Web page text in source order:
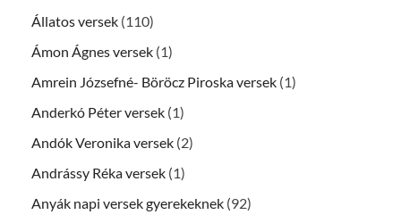
Állatos versek (110)
Ámon Ágnes versek (1)
Amrein Józsefné- Böröcz Piroska versek (1)
Anderkó Péter versek (1)
Andók Veronika versek (2)
Andrássy Réka versek (1)
Anyák napi versek gyerekeknek (92)